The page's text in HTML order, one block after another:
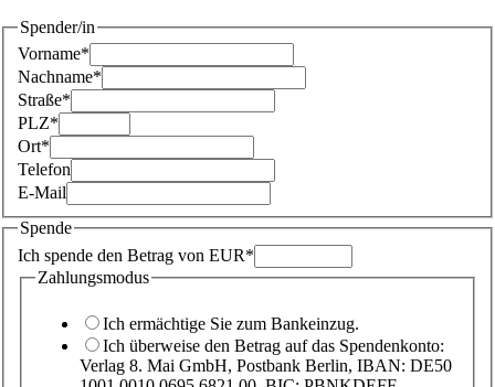
Spender/in
Vorname*
Nachname*
Straße*
PLZ*
Ort*
Telefon
E-Mail
Spende
Ich spende den Betrag von EUR*
Zahlungsmodus
Ich ermächtige Sie zum Bankeinzug.
Ich überweise den Betrag auf das Spendenkonto:
Verlag 8. Mai GmbH, Postbank Berlin, IBAN: DE50